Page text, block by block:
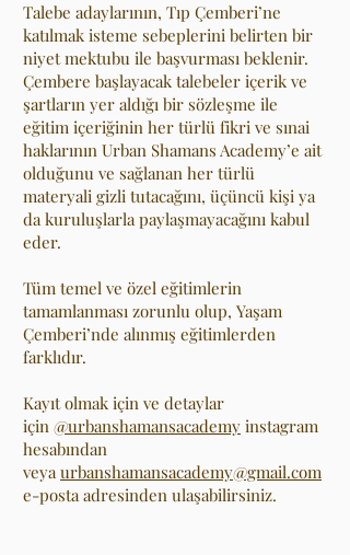
Talebe adaylarının, Tıp Çemberi’ne
katılmak isteme sebeplerini belirten bir
niyet mektubu ile başvurması beklenir.
Çembere başlayacak talebeler içerik ve
şartların yer aldığı bir sözleşme ile
eğitim içeriğinin her türlü fikri ve sınai
haklarının Urban Shamans Academy’e ait
olduğunu ve sağlanan her türlü
materyali gizli tutacağını, üçüncü kişi ya
da kuruluşlarla paylaşmayacağını kabul
eder.
Tüm temel ve özel eğitimlerin
tamamlanması zorunlu olup, Yaşam
Çemberi’nde alınmış eğitimlerden
farklıdır.
Kayıt olmak için ve detaylar
için @urbanshamansacademy instagram
hesabından
veyaurbanshamansacademy@gmail.com
e-posta adresinden ulaşabilirsiniz.